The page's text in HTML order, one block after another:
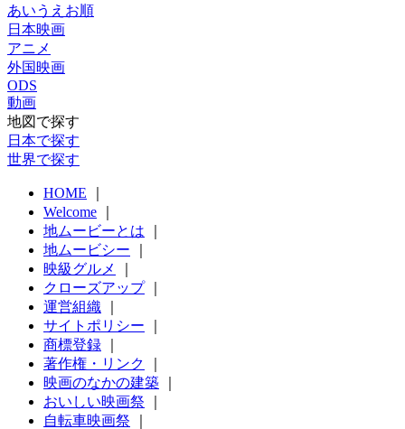
あいうえお順
日本映画
アニメ
外国映画
ODS
動画
地図で探す
日本で探す
世界で探す
HOME
Welcome
地ムービーとは
地ムービシー
映級グルメ
クローズアップ｜
運営組織
サイトポリシー
商標登録
著作権・リンク
映画のなかの建築
おいしい映画祭
自転車映画祭